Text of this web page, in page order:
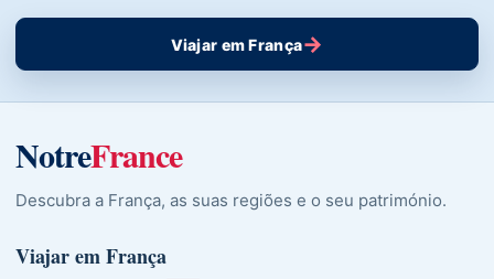
Viajar em França→
NotreFrance
Descubra a França, as suas regiões e o seu património.
Viajar em França